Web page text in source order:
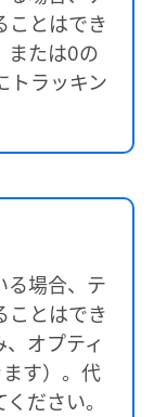
ことはでき
または0の
トラッキン
る場合、テ
ことはでき
オプティ
す）。代
ださい。